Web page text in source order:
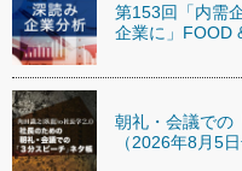
第153回「内需
企業に」FOOD
朝礼・会議での
（2026年8月5日